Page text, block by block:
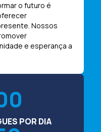
o futuro é
Nossos
e esperança a
POR DIA